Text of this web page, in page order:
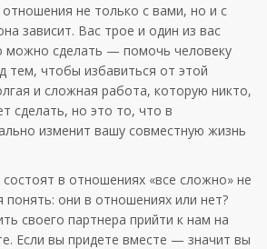
отношения не только с вами, но и с
зависит. Вас трое и один из вас
можно сделать — помочь человеку
тем, чтобы избавиться от этой
и сложная работа, которую никто,
сделать, но это то, что в
изменит вашу совместную жизнь
в отношениях «все сложно» не
понять: они в отношениях или нет?
своего партнера прийти к нам на
Если вы придете вместе — значит вы